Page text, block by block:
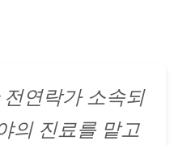
연락가 소속되
의 진료를 맡고